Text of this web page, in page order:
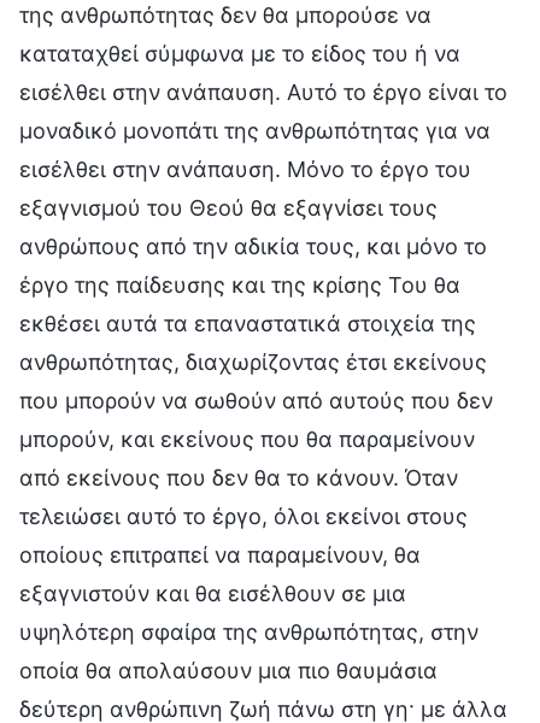
της ανθρωπότητας δεν θα μπορούσε να
καταταχθεί σύμφωνα με το είδος του ή να
εισέλθει στην ανάπαυση. Αυτό το έργο είναι το
μοναδικό μονοπάτι της ανθρωπότητας για να
εισέλθει στην ανάπαυση. Μόνο το έργο του
εξαγνισμού του Θεού θα εξαγνίσει τους
ανθρώπους από την αδικία τους, και μόνο το
έργο της παίδευσης και της κρίσης Του θα
εκθέσει αυτά τα επαναστατικά στοιχεία της
ανθρωπότητας, διαχωρίζοντας έτσι εκείνους
που μπορούν να σωθούν από αυτούς που δεν
μπορούν, και εκείνους που θα παραμείνουν
από εκείνους που δεν θα το κάνουν. Όταν
τελειώσει αυτό το έργο, όλοι εκείνοι στους
οποίους επιτραπεί να παραμείνουν, θα
εξαγνιστούν και θα εισέλθουν σε μια
υψηλότερη σφαίρα της ανθρωπότητας, στην
οποία θα απολαύσουν μια πιο θαυμάσια
δεύτερη ανθρώπινη ζωή πάνω στη γη· με άλλα